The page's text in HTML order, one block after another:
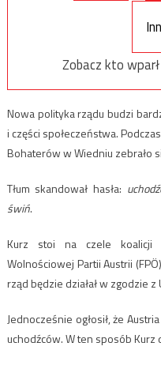
Zobacz kto
Nowa polityka rządu budzi
i części społeczeństwa.
Bohaterów w Wiedniu zebrało
Tłum skandował hasła:
świń.
Kurz stoi na czele koalicji
Wolnościowej Partii Austrii
rząd będzie działał w zgodzie z
Jednocześnie ogłosił, że
uchodźców. W ten sposób Kurz